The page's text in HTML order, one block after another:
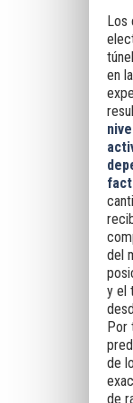
Los
en
del
y el
Por
de
de